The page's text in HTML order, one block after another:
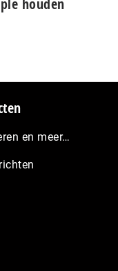
en meer…